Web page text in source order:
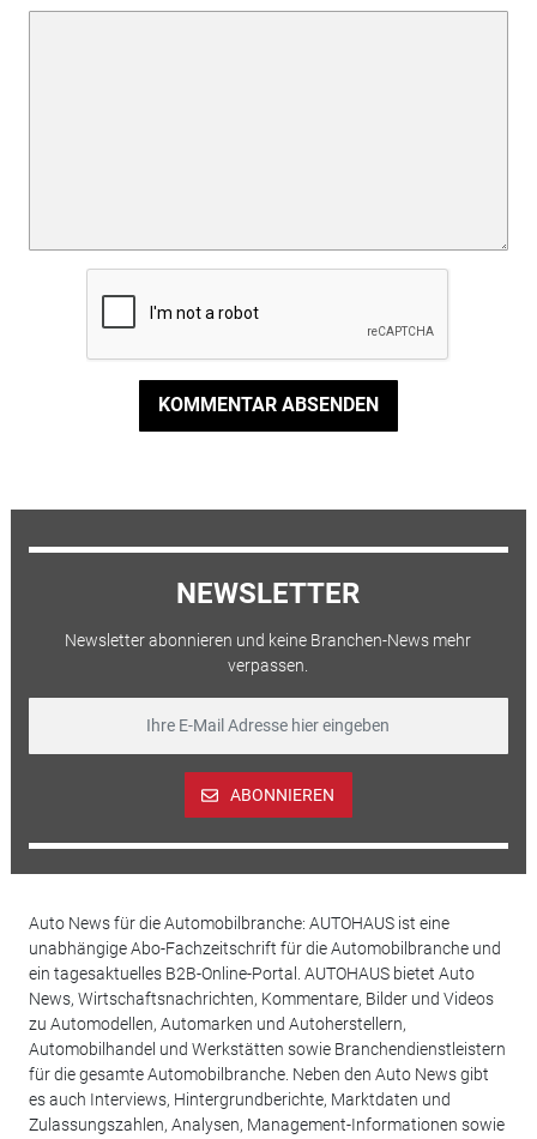
KOMMENTAR ABSENDEN
NEWSLETTER
Newsletter abonnieren und keine Branchen-News mehr
verpassen.
ABONNIEREN
Auto News für die Automobilbranche: AUTOHAUS ist eine
unabhängige Abo-Fachzeitschrift für die Automobilbranche und
ein tagesaktuelles B2B-Online-Portal. AUTOHAUS bietet Auto
News, Wirtschaftsnachrichten, Kommentare, Bilder und Videos
zu Automodellen, Automarken und Autoherstellern,
Automobilhandel und Werkstätten sowie Branchendienstleistern
für die gesamte Automobilbranche. Neben den Auto News gibt
es auch Interviews, Hintergrundberichte, Marktdaten und
Zulassungszahlen, Analysen, Management-Informationen sowie